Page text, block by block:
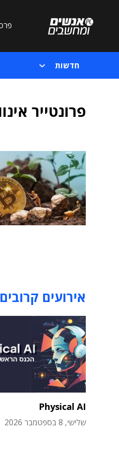
חדשות
פרונטייר
אירועים קרובים
Physical AI
שלישי, 8 בספטמבר 2026